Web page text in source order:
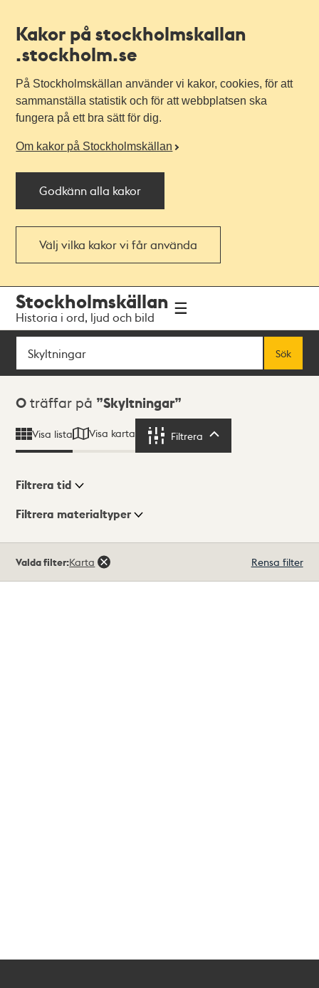
Kakor på stockholmskallan
.stockholm.se
På Stockholmskällan använder vi kakor, cookies, för att
sammanställa statistik och för att webbplatsen ska
fungera på ett bra sätt för dig.
Om kakor på Stockholmskällan
Godkänn alla kakor
Välj vilka kakor vi får använda
navigationen
huvudinnehållet
Stockholmskällan
Historia i ord, ljud och bild
Sök
Sök
Sökresultat
0 träffar på Skyltningar
Visa lista Visa karta Filtrera
Visningsläge
Filtrera tid
Filtrera materialtyper
träffar
Valda filter:Karta Rensa filter